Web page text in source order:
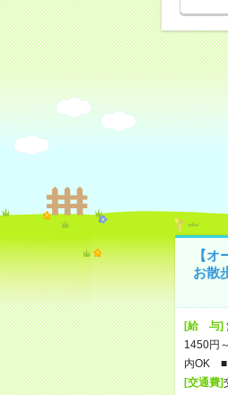
【
お散
[給 与]
1450円
内OK ■
[交通費]